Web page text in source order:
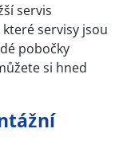
servis
servisy jsou
pobočky
si hned